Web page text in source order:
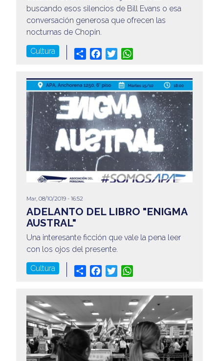
buscando esos silencios de Bill Evans o esa
conversación generosa que ofrecen las
nocturnas de Chopin.
Cultura Share Facebook
Twitter
Mar, 08/10/2019 - 16:52
ADELANTO DEL LIBRO "ENIGMA
AUSTRAL"
Una interesante ficción que vale la pena leer
con los ojos del presente.
Cultura Share Facebook
Twitter